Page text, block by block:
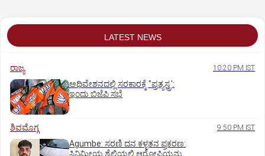
LATEST NEWS
ರಾಜ್ಯ 10:20 PM IST
ಅಧಿವೇಶನದಲ್ಲಿ ಸರಕಾರಕ್ಕೆ "ಪ್ರತ್ಯಸ್ತ್ರ':
ಇಂದು ಬಿಜೆಪಿ ಸಭೆ
ಶಿವಮೊಗ್ಗ 9:50 PM IST
Agumbe: ಸರಣಿ ದನ ಕಳ್ಳತನ ಪ್ರಕರಣ:
ಸಿನಿಮೀಯ ಶೈಲಿಯಲ್ಲಿ ಆರೋಪಿಯನ್ನು